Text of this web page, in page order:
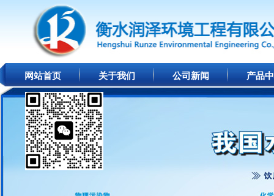
网站首页 关于我们 公司新闻 产品